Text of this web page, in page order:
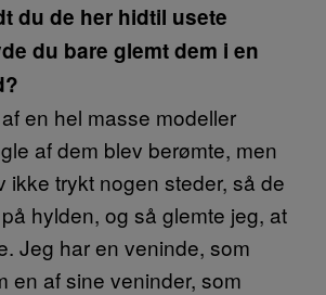
du de her hidtil usete
du bare glemt dem i en
en hel masse modeller
af dem blev berømte, men
ikke trykt nogen steder, så de
hylden, og så glemte jeg, at
Jeg har en veninde, som
en af sine veninder, som